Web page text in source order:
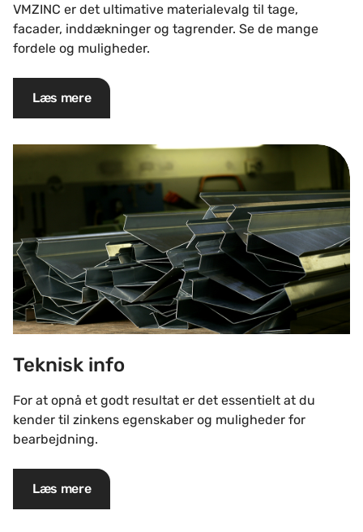
VMZINC er det ultimative materialevalg til tage,
facader, inddækninger og tagrender. Se de mange
fordele og muligheder.
Læs mere
Teknisk info
Teknisk info
For at opnå et godt resultat er det essentielt at du
kender til zinkens egenskaber og muligheder for
bearbejdning.
Læs mere